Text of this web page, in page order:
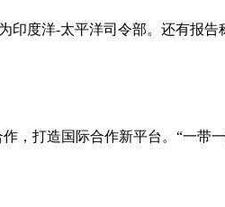
印度洋-太平洋司令部。还有报告
，打造国际合作新平台。“一带